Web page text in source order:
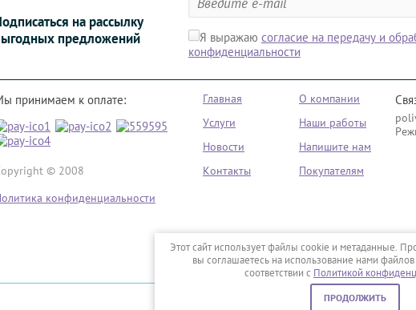
Этот сайт использует файлы cookie и метаданные.
вы соглашаетесь на использование нами
соответствии с Политикой
ПРОДОЛЖИТЬ
0
на рассылку
предложений
Я выражаю согласие на передачу и
конфиденциальности
принимаем к оплате:
© 2008
конфиденциальности
Главная
О компании
Услуги
Наши работы
Новости
Напишите нам
Контакты
Покупателям